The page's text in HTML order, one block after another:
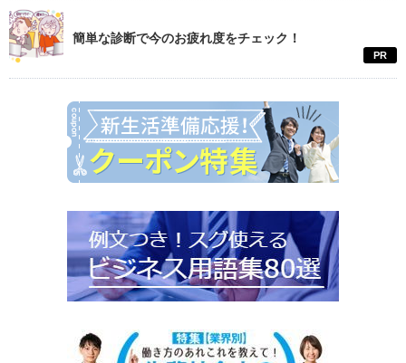
簡単な診断で今のお疲れ度をチェック！
PR